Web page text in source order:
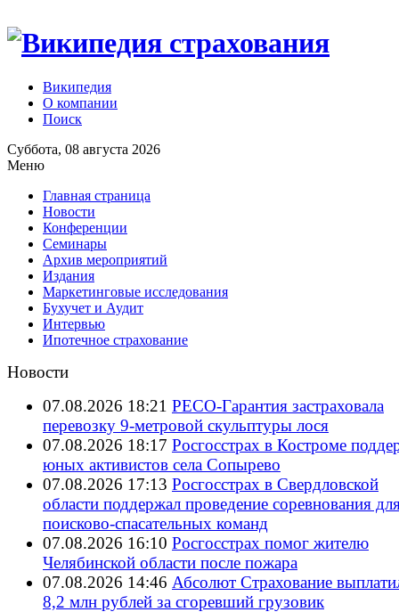
Википедия
О компании
Поиск
Суббота, 08 августа 2026
Меню
Главная страница
Новости
Конференции
Семинары
Архив мероприятий
Издания
Маркетинговые исследования
Бухучет и Аудит
Интервью
Ипотечное страхование
Новости
07.08.2026 18:21 РЕСО-Гарантия застраховала
перевозку 9-метровой скульптуры лося
07.08.2026 18:17 Росгосстрах в Костроме
юных активистов села Сопырево
07.08.2026 17:13 Росгосстрах в Свердловской
области поддержал проведение соревнования
поисково‑спасательных команд
07.08.2026 16:10 Росгосстрах помог жителю
Челябинской области после пожара
07.08.2026 14:46 Абсолют Страхование
8,2 млн рублей за сгоревший грузовик